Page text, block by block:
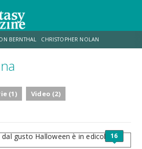
BERNTHAL CHRISTOPHER NOLAN
& GAMES
(1) Video (2)
16